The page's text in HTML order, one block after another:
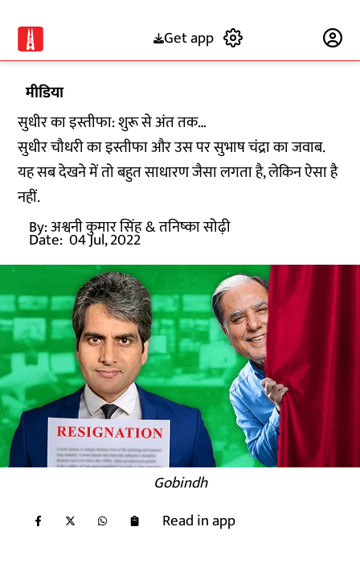
Get app
मीडिया
सुधीर का इस्तीफा: शुरू से अंत तक…
सुधीर चौधरी का इस्तीफा और उस पर सुभाष चंद्रा का जवाब.
यह सब देखने में तो बहुत साधारण जैसा लगता है, लेकिन ऐसा है
नहीं.
By:अश्वनी कुमार सिंह& तनिष्का सोढ़ी
Date: 04 Jul, 2022
Gobindh
Read in app